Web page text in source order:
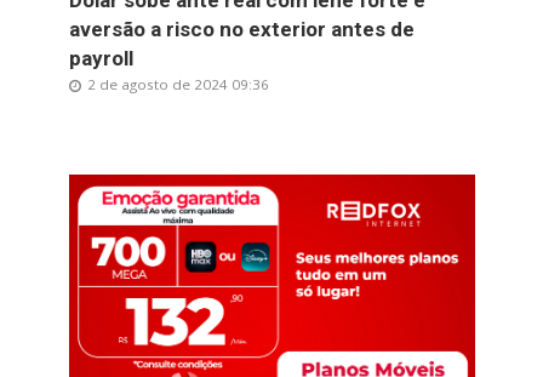
aversão a risco no exterior antes de
payroll
2 de agosto de 2024 09:36